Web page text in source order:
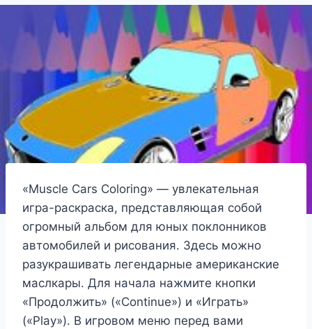
«Muscle Cars Coloring» — увлекательная
игра-раскраска, представляющая собой
огромный альбом для юных поклонников
автомобилей и рисования. Здесь можно
разукрашивать легендарные американские
маслкары. Для начала нажмите кнопки
«Продолжить» («Continue») и «Играть»
(«Play»). В игровом меню перед вами